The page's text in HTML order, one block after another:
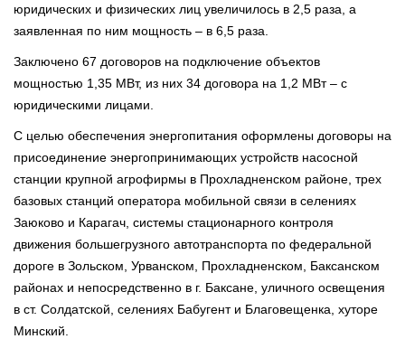
юридических и физических лиц увеличилось в 2,5 раза, а
заявленная по ним мощность – в 6,5 раза.
Заключено 67 договоров на подключение объектов
мощностью 1,35 МВт, из них 34 договора на 1,2 МВт – с
юридическими лицами.
С целью обеспечения энергопитания оформлены договоры на
присоединение энергопринимающих устройств насосной
станции крупной агрофирмы в Прохладненском районе, трех
базовых станций оператора мобильной связи в селениях
Заюково и Карагач, системы стационарного контроля
движения большегрузного автотранспорта по федеральной
дороге в Зольском, Урванском, Прохладненском, Баксанском
районах и непосредственно в г. Баксане, уличного освещения
в ст. Солдатской, селениях Бабугент и Благовещенка, хуторе
Минский.